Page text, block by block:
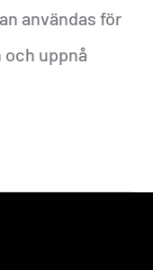
användas för
uppnå